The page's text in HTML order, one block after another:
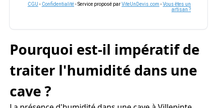
CGU - Confidentialité- Service proposé parViteUnDevis.com -Vous êtes un
artisan ?
Pourquoi est-il impératif de
traiter l'humidité dans une
cave ?